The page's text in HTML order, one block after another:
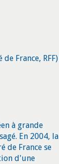
de France, RFF)
à grande
En 2004, la
de France se
d'une